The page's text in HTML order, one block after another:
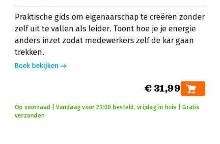
Praktische gids om eigenaarschap te creëren zonder
zelf uit te vallen als leider. Toont hoe je je energie
anders inzet zodat medewerkers zelf de kar gaan
trekken.
Boek bekijken
€ 31,99
Op voorraad | Vandaag voor 23:00 besteld, vrijdag in huis | Gratis
verzonden